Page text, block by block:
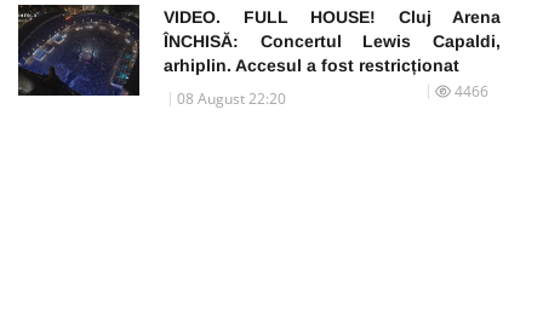
VIDEO. FULL HOUSE! Cluj Arena
ÎNCHISĂ: Concertul Lewis Capaldi,
arhiplin. Accesul a fost restricționat
08 August 22:20 4466